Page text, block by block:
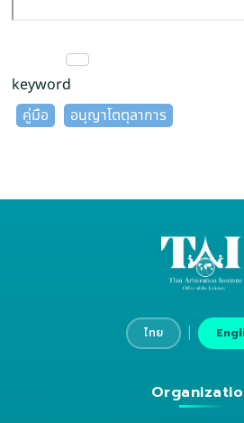
keyword
คู่มือ
อนุญาโตตุลาการ
ไทย |